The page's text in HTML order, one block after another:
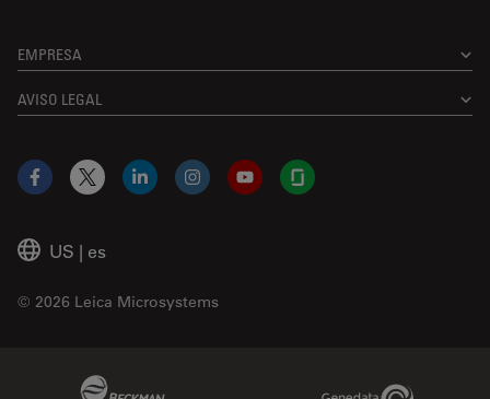
EMPRESA
AVISO LEGAL
US | es
© 2026 Leica Microsystems
Facebook
X LinkedInInstagramYouTubeGlassdoor
Genedata Link